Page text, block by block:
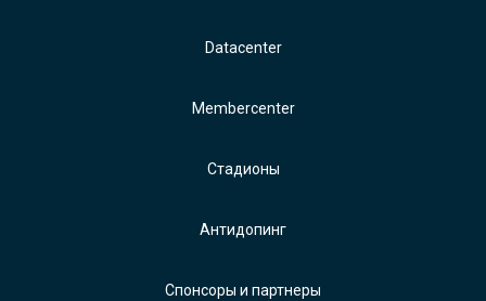
Datacenter
Membercenter
Стадионы
Антидопинг
Спонсоры и партнеры